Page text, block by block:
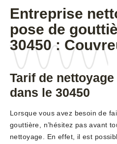
Entreprise
pose de
30450 :
Tarif de
dans le 30450
Lorsque vous avez besoin de
gouttière, n’hésitez pas avant
nettoyage. En effet, il est